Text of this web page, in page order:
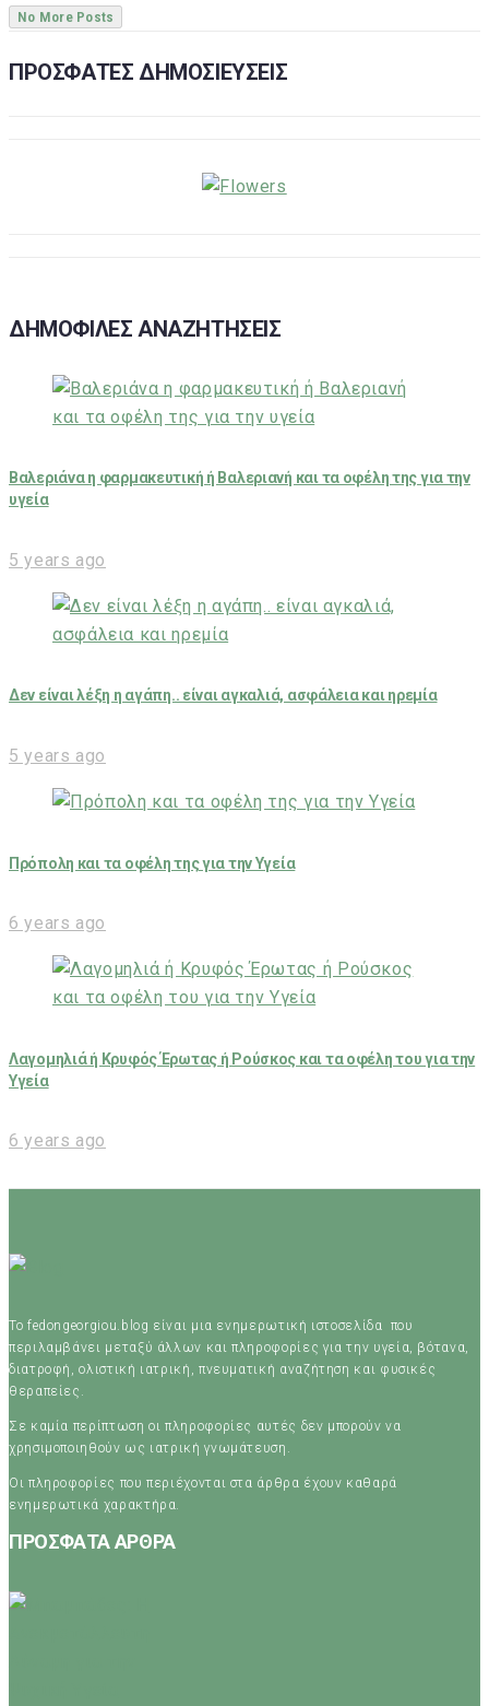
No More Posts
ΠΡΟΣΦΑΤΕΣ ΔΗΜΟΣΙΕΥΣΕΙΣ
ΔΗΜΟΦΙΛΕΣ ΑΝΑΖΗΤΗΣΕΙΣ
Βαλεριάνα η φαρμακευτική ή Βαλεριανή και τα οφέλη της για την
υγεία
5 years ago
Δεν είναι λέξη η αγάπη.. είναι αγκαλιά, ασφάλεια και ηρεμία
5 years ago
Πρόπολη και τα οφέλη της για την Υγεία
6 years ago
Λαγομηλιά ή Κρυφός Έρωτας ή Ρούσκος και τα οφέλη του για την
Υγεία
6 years ago
Το fedongeorgiou.blog είναι μια ενημερωτική ιστοσελίδα που
περιλαμβάνει μεταξύ άλλων και πληροφορίες για την υγεία, βότανα,
διατροφή, ολιστική ιατρική, πνευματική αναζήτηση και φυσικές
θεραπείες.
Σε καμία περίπτωση οι πληροφορίες αυτές δεν μπορούν να
χρησιμοποιηθούν ως ιατρική γνωμάτευση.
Οι πληροφορίες που περιέχονται στα άρθρα έχουν καθαρά
ενημερωτικά χαρακτήρα.
ΠΡΟΣΦΑΤΑ ΑΡΘΡΑ